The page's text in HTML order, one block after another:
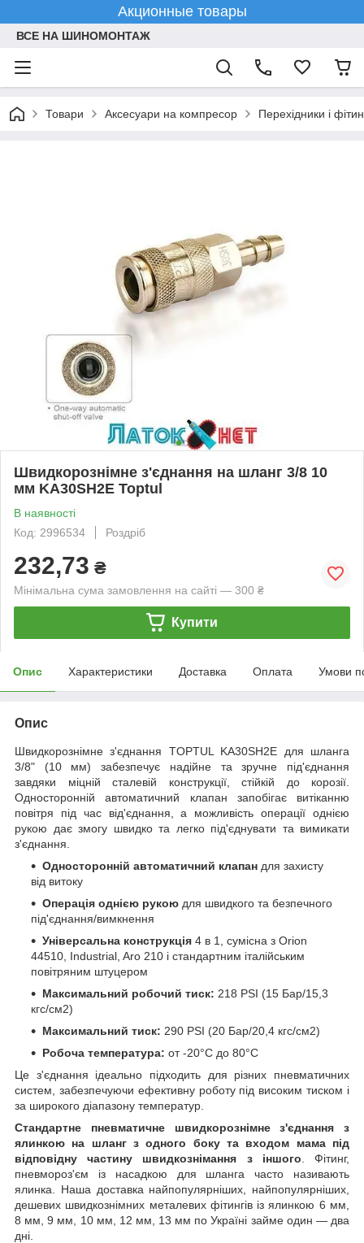
Акционные товары
ВСЕ НА ШИНОМОНТАЖ
Товари Аксесуари на компресор Перехідники і
Швидкорознімне з'єднання на шланг 3/8 10
мм KA30SH2E Toptul
В наявності
Код: 2996534
Роздріб
232,73 ₴
Мінімальна сума замовлення на сайті — 300 ₴
Купити
Опис Характеристики Доставка Оплата Умови
Опис
Швидкорознімне з'єднання TOPTUL KA30SH2E для шланга
3/8" (10 мм) забезпечує надійне та зручне під'єднання
завдяки міцній сталевій конструкції, стійкій до корозії.
Односторонній автоматичний клапан запобігає витіканню
повітря під час від'єднання, а можливість операції однією
рукою дає змогу швидко та легко під'єднувати та вимикати
з'єднання.
Односторонній автоматичний клапан для захисту
від витоку
Операція однією рукою для швидкого та безпечного
під'єднання/вимкнення
Універсальна конструкція 4 в 1, сумісна з Orion
44510, Industrial, Aro 210 і стандартним італійським
повітряним штуцером
Максимальний робочий тиск: 218 PSI (15 Бар/15,3
кгс/см2)
Максимальний тиск: 290 PSI (20 Бар/20,4 кгс/см2)
Робоча температура: от -20°C до 80°C
Це з'єднання ідеально підходить для різних пневматичних
систем, забезпечуючи ефективну роботу під високим тиском і
за широкого діапазону температур.
Стандартне пневматичне швидкорознімне з'єднання з
ялинкою на шланг з одного боку та входом мама під
відповідну частину швидкознімання з іншого . Фітинг,
пневмороз'єм із насадкою для шланга часто називають
ялинка. Наша доставка найпопулярніших, найпопулярніших,
дешевих швидкознімних металевих фітингів із ялинкою 6 мм,
8 мм, 9 мм, 10 мм, 12 мм, 13 мм по Україні займе один — два
дні.